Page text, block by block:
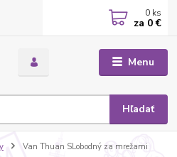
Menu
Hľadať
0 ks
za 0 €
Van Thuan SLobodný za mrežami